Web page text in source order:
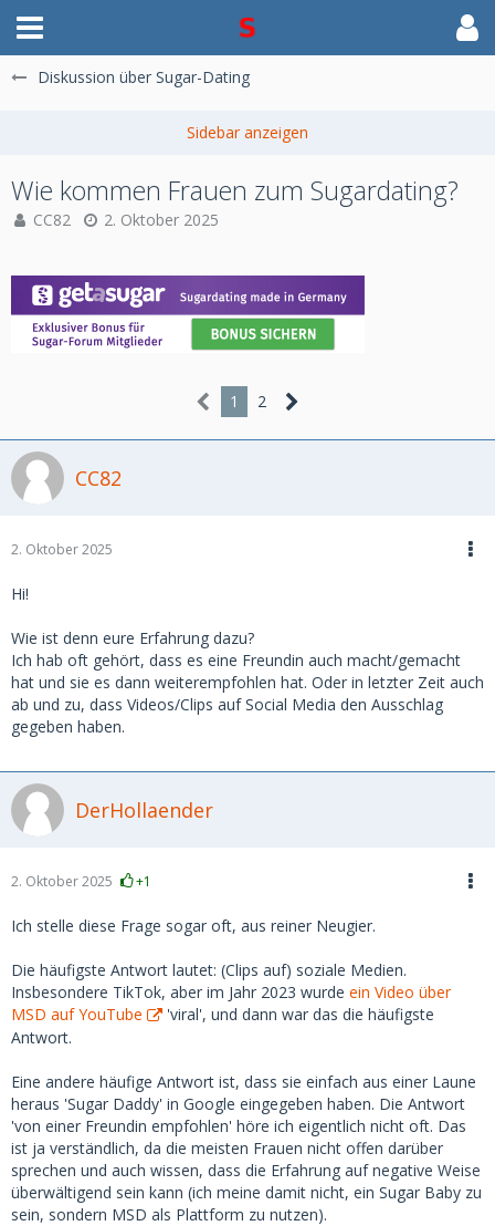
Diskussion über Sugar-Dating
Wie kommen Frauen zum Sugardating?
CC82 2. Oktober 2025
1 2
CC82
2. Oktober 2025
Hi!
Wie ist denn eure Erfahrung dazu?
Ich hab oft gehört, dass es eine Freundin auch macht/gemacht
hat und sie es dann weiterempfohlen hat. Oder in letzter Zeit auch
ab und zu, dass Videos/Clips auf Social Media den Ausschlag
gegeben haben.
DerHollaender
2. Oktober 2025 +1
Ich stelle diese Frage sogar oft, aus reiner Neugier.
Die häufigste Antwort lautet: (Clips auf) soziale Medien.
Insbesondere TikTok, aber im Jahr 2023 wurde ein Video über
MSD auf YouTube
'viral', und dann war das die häufigste
Antwort.
Eine andere häufige Antwort ist, dass sie einfach aus einer Laune
heraus 'Sugar Daddy' in Google eingegeben haben. Die Antwort
'von einer Freundin empfohlen' höre ich eigentlich nicht oft. Das
ist ja verständlich, da die meisten Frauen nicht offen darüber
sprechen und auch wissen, dass die Erfahrung auf negative Weise
überwältigend sein kann (ich meine damit nicht, ein Sugar Baby zu
sein, sondern MSD als Plattform zu nutzen).